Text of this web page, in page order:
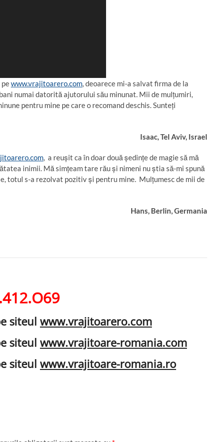
www.vrajitoarero.com, deoarece mi-a salvat firma de la
numai datorită ajutorului său minunat. Mii de mulţumiri,
pentru mine pe care o recomand deschis. Sunteţi
Isaac, Tel Aviv, Israel
, a reuşit ca în doar două şedinţe de magie să mă
inimii. Mă simţeam tare rău şi nimeni nu ştia să-mi spună
totul s-a rezolvat pozitiv şi pentru mine. Mulţumesc de mii de
Hans, Berlin, Germania
siteul www.vrajitoarero.com
siteul www.vrajitoare-romania.com
siteul www.vrajitoare-romania.ro